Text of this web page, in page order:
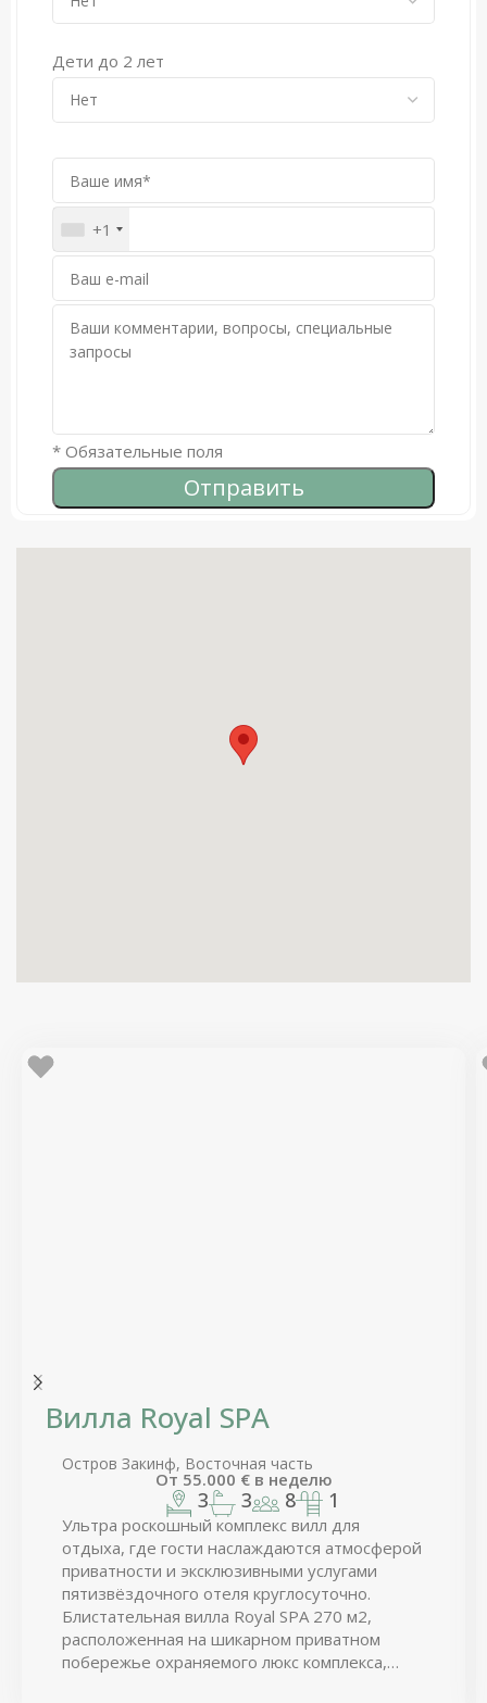
Дети до 2 лет
+1
* Обязательные поля
Вилла Royal SPA
Остров Закинф, Восточная часть
От 55.000 € в неделю
3 3 8 1
Ультра роскошный комплекс вилл для
отдыха, где гости наслаждаются атмосферой
приватности и эксклюзивными услугами
пятизвёздочного отеля круглосуточно.
Блистательная вилла Royal SPA 270 м2,
расположенная на шикарном приватном
побережье охраняемого люкс комплекса,